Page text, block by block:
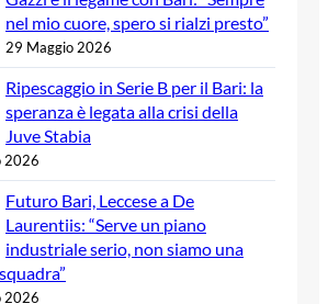
nel mio cuore, spero si rialzi presto”
29 Maggio 2026
Ripescaggio in Serie B per il Bari: la
speranza è legata alla crisi della
Juve Stabia
2026
Futuro Bari, Leccese a De
Laurentiis: “Serve un piano
industriale serio, non siamo una
2026